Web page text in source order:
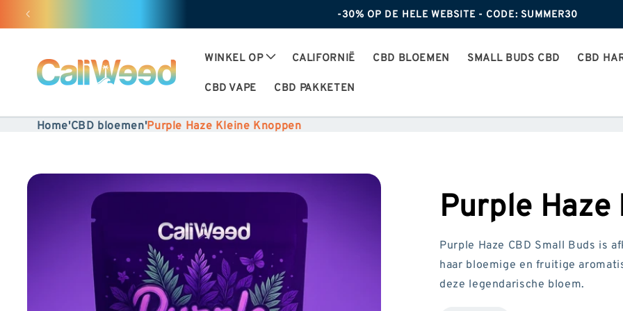
Negeren
en
doorgaan
naar
inhoud
-30% OP DE HELE WEBSITE - CODE: SUMMER30
WINKEL OP CALIFORNIË CBD BLOEMEN SMALL BUDS CBD
CBD
CBD VAPE
CBD PAKKETEN
Home'CBD bloemen'Purple Haze Kleine Knoppen
productinformatie
Purple
Purple Haze CBD Small Buds is
haar bloemige en fruitige
deze legendarische bloem.